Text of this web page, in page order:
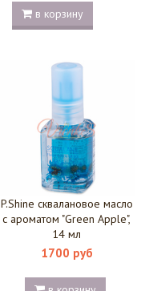
в корзину
P.Shine сквалановое масло
с ароматом "Green Apple",
14 мл
1700 руб